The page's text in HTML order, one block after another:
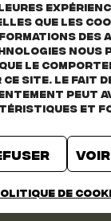
que les
des
le
ce site. Le fait
peut
et
de